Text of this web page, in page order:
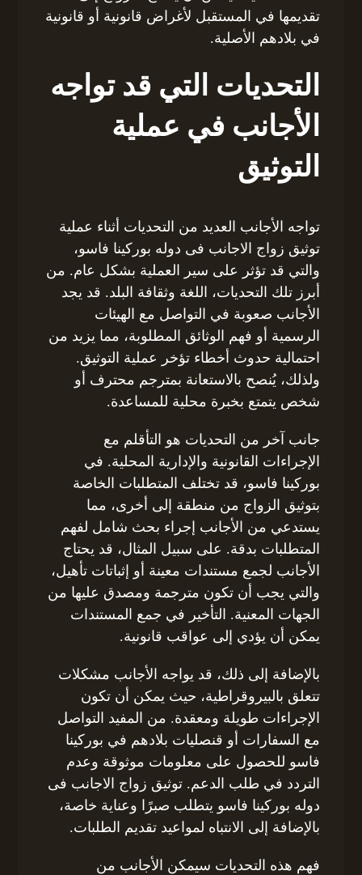
تقديمها في المستقبل لأغراض قانونية أو قانونية
في بلادهم الأصلية.
التحديات التي قد تواجه
الأجانب في عملية
التوثيق
تواجه الأجانب العديد من التحديات أثناء عملية
توثيق زواج الاجانب فى دوله بوركينا فاسو،
والتي قد تؤثر على سير العملية بشكل عام. من
أبرز تلك التحديات، اللغة وثقافة البلد. قد يجد
الأجانب صعوبة في التواصل مع الهيئات
الرسمية أو فهم الوثائق المطلوبة، مما يزيد من
احتمالية حدوث أخطاء تؤخر عملية التوثيق.
ولذلك، يُنصح بالاستعانة بمترجم محترف أو
شخص يتمتع بخبرة محلية للمساعدة.
جانب آخر من التحديات هو التأقلم مع
الإجراءات القانونية والإدارية المحلية. في
بوركينا فاسو، قد تختلف المتطلبات الخاصة
بتوثيق الزواج من منطقة إلى أخرى، مما
يستدعي من الأجانب إجراء بحث شامل لفهم
المتطلبات بدقة. على سبيل المثال، قد يحتاج
الأجانب لجمع مستندات معينة أو إثباتات تأهيل،
والتي يجب أن تكون مترجمة ومصدق عليها من
الجهات المعنية. التأخير في جمع المستندات
يمكن أن يؤدي إلى عواقب قانونية.
بالإضافة إلى ذلك، قد يواجه الأجانب مشكلات
تتعلق بالبيروقراطية، حيث يمكن أن تكون
الإجراءات طويلة ومعقدة. من المفيد التواصل
مع السفارات أو قنصليات بلادهم في بوركينا
فاسو للحصول على معلومات موثوقة وعدم
التردد في طلب الدعم. توثيق زواج الاجانب فى
دوله بوركينا فاسو يتطلب صبرًا وعناية خاصة،
بالإضافة إلى الانتباه لمواعيد تقديم الطلبات.
فهم هذه التحديات سيمكن الأجانب من